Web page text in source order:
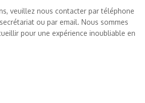
veuillez nous contacter par téléphone
ou par email. Nous sommes
pour une expérience inoubliable en